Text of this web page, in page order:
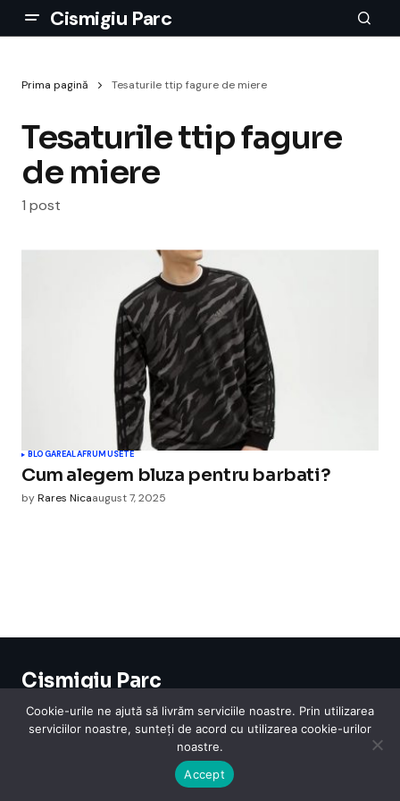
Cismigiu Parc
Prima pagină Tesaturile ttip fagure de miere
Tesaturile ttip fagure
de miere
1 post
BLOGAREALAFRUMUSETE
Cum alegem bluza pentru barbati?
byRares Nicaaugust 7, 2025
Cismigiu Parc
InternetLegislatie MedicalModaSarbatoriTelefoaneContact
Cookie-urile ne ajută să livrăm serviciile noastre. Prin utilizarea
serviciilor noastre, sunteți de acord cu utilizarea cookie-urilor
noastre.
Accept